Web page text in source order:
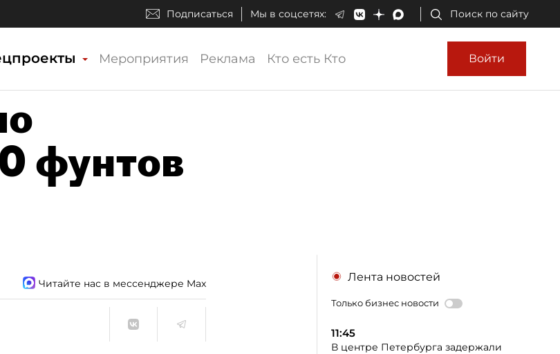
Подписаться Мы в соцсетях: Поиск по сайту
Мероприятия Реклама Кто есть Кто Войти
фунтов
Читайте нас в мессенджере Max Лента новостей
Только бизнес новости
11:45
В центре Петербурга задержали